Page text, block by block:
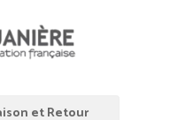
et Retour